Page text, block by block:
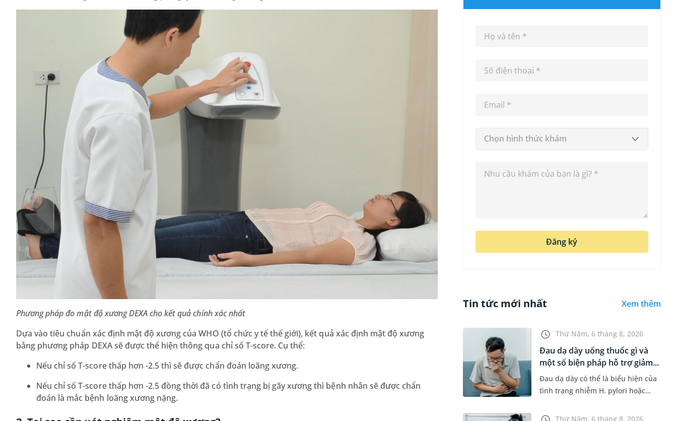
Phương pháp đo mật độ xương DEXA cho kết quả chính xác nhất
Dựa vào tiêu chuẩn xác định mật độ xương của WHO (tổ chức y tế thế giới), kết quả xác định mật độ xương
bằng phương pháp DEXA sẽ được thể hiện thông qua chỉ số T-score. Cụ thể:
Nếu chỉ số T-score thấp hơn -2.5 thì sẽ được chẩn đoán loãng xương.
Nếu chỉ số T-score thấp hơn -2.5 đồng thời đã có tình trạng bị gãy xương thì bệnh nhân sẽ được chẩn
đoán là mắc bệnh loãng xương nặng.
Chọn hình thức khám
Đăng ký
Tin tức mới nhất Xem thêm
Thứ Năm, 6 tháng 8, 2026
Đau dạ dày uống thuốc gì và
một số biện pháp hỗ trợ giảm...
Đau dạ dày có thể là biểu hiện của
tình trạng nhiễm H. pylori hoặc
Dựa theo nguyên nhân cụ thể, bác
Thứ Năm, 6 tháng 8, 2026